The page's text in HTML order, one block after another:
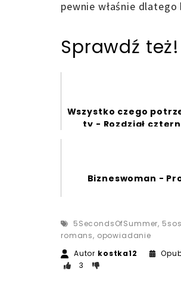
pewnie właśnie
Sprawdź też!
Wszystko czego
ty - Rozdział
Bizneswoman -
5SecondsOfSummer,
romans, opowiadanie
Autor kostka12
3